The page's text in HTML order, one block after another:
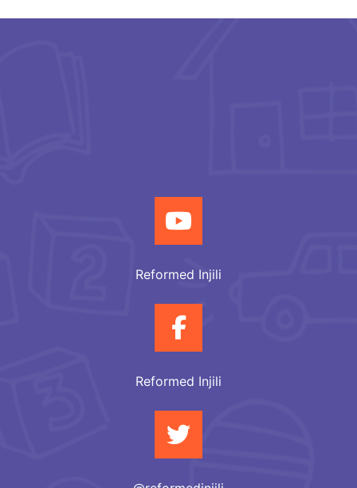
Reformed Injili
Reformed Injili